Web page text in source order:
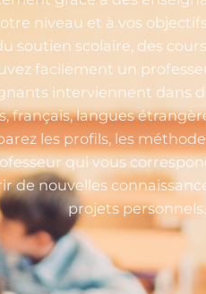
niveau et à vos
soutien scolaire, des
facilement un
interviennent dans
français, langues
les profils, les
qui vous
de nouvelles
projets personnels.